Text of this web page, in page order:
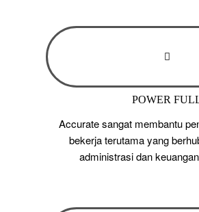
POWER
Accurate sangat membantu
bekerja terutama yang
administrasi dan